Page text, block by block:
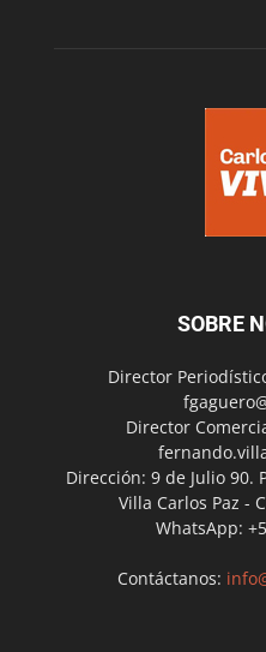
SOBRE
Director
Director
Dirección: 9 de Julio 90.
Villa Carlos Paz -
WhatsApp:
Contáctanos: